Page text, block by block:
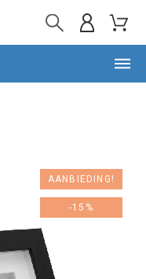
AANBIEDING!
-15%